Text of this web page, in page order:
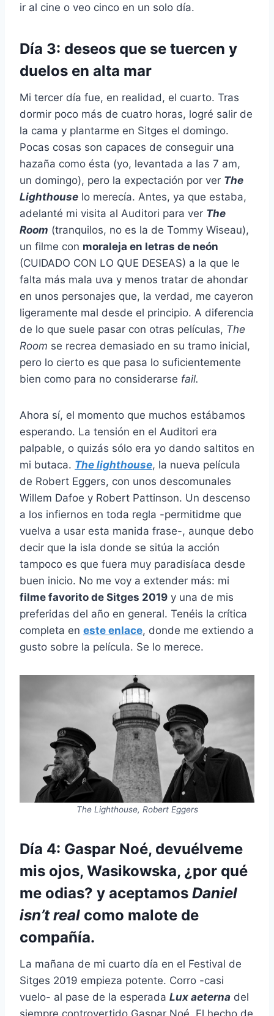
ir al cine o veo cinco en un solo día.
Día 3: deseos que se tuercen y
duelos en alta mar
Mi tercer día fue, en realidad, el cuarto. Tras
dormir poco más de cuatro horas, logré salir de
la cama y plantarme en Sitges el domingo.
Pocas cosas son capaces de conseguir una
hazaña como ésta (yo, levantada a las 7 am,
un domingo), pero la expectación por ver The
Lighthouse lo merecía. Antes, ya que estaba,
adelanté mi visita al Auditori para ver The
Room (tranquilos, no es la de Tommy Wiseau),
un filme con moraleja en letras de neón
(CUIDADO CON LO QUE DESEAS) a la que le
falta más mala uva y menos tratar de ahondar
en unos personajes que, la verdad, me cayeron
ligeramente mal desde el principio. A diferencia
de lo que suele pasar con otras películas, The
Room se recrea demasiado en su tramo inicial,
pero lo cierto es que pasa lo suficientemente
bien como para no considerarse fail.
Ahora sí, el momento que muchos estábamos
esperando. La tensión en el Auditori era
palpable, o quizás sólo era yo dando saltitos en
mi butaca. The lighthouse, la nueva película
de Robert Eggers, con unos descomunales
Willem Dafoe y Robert Pattinson. Un descenso
a los infiernos en toda regla -permitidme que
vuelva a usar esta manida frase-, aunque debo
decir que la isla donde se sitúa la acción
tampoco es que fuera muy paradisíaca desde
buen inicio. No me voy a extender más: mi
filme favorito de Sitges 2019 y una de mis
preferidas del año en general. Tenéis la crítica
completa en este enlace, donde me extiendo a
gusto sobre la película. Se lo merece.
The Lighthouse, Robert Eggers
Día 4: Gaspar Noé, devuélveme
mis ojos, Wasikowska, ¿por qué
me odias? y aceptamos Daniel
isn’t real como malote de
compañía.
La mañana de mi cuarto día en el Festival de
Sitges 2019 empieza potente. Corro -casi
vuelo- al pase de la esperada Lux aeterna del
siempre controvertido Gaspar Noé. El hecho de